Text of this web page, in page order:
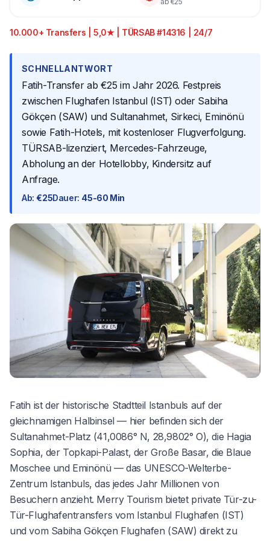
10.000+ Transfers | 5,0★ | TÜRSAB #14316 | 24/7
SCHNELLANTWORT
Fatih-Transfer ab €25 im Jahr 2026. Festpreis
zwischen Flughafen Istanbul (IST) oder Sabiha
Gökçen (SAW) und Sultanahmet, Sirkeci, Eminönü
sowie Fatih-Hotels, mit kostenloser Flugverfolgung.
TÜRSAB-lizenziert, Mercedes-Fahrzeuge,
Abholung an der Hotellobby, Kindersitz auf
Anfrage.
Ab: €25Dauer: 45-60 Min
Fatih ist der historische Stadtteil Istanbuls auf der
gleichnamigen Halbinsel — hier befinden sich der
Sultanahmet-Platz (41,0086° N, 28,9802° O), die Hagia
Sophia, der Topkapi-Palast, der Große Basar, die Blaue
Moschee und Eminönü — das UNESCO-Welterbe-
Zentrum Istanbuls, das jedes Jahr Millionen von
Besuchern anzieht. Merry Tourism bietet private Tür-zu-
Tür-Flughafentransfers vom Istanbul Flughafen (IST)
und vom Sabiha Gökçen Flughafen (SAW) direkt zu